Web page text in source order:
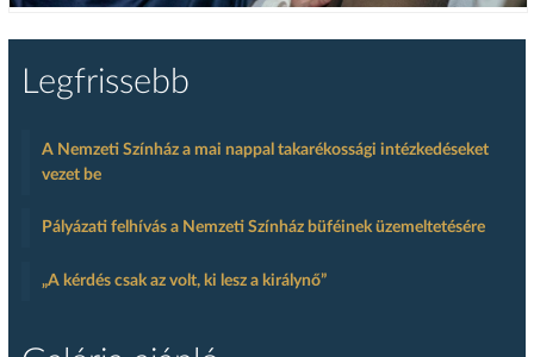
Legfrissebb
A Nemzeti Színház a mai nappal takarékossági intézkedéseket
vezet be
Pályázati felhívás a Nemzeti Színház büféinek üzemeltetésére
„A kérdés csak az volt, ki lesz a királynő”